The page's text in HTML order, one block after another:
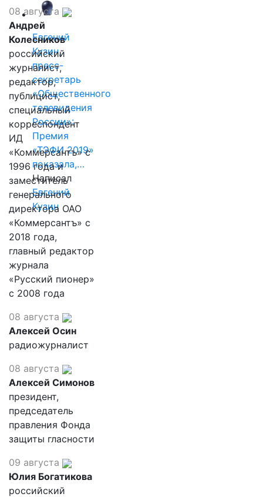
Евгений
Кузин,
пресс-
секретарь
«Общественного
телевидения
России»:
Премия
«ТЭФИ 2019»
показала,…
Написал
Евгений
Кузин
08 августа
Андрей
Колесников
российский
журналист,
редактор,
публицист,
специальный
корреспондент
ИД
«Коммерсантъ» с
1996 года и
заместитель
генерального
директора ОАО
«Коммерсантъ» с
2018 года,
главный редактор
журнала
«Русский пионер»
с 2008 года
08 августа
Алексей Осин
радиожурналист
08 августа
Алексей Симонов
президент,
председатель
правления Фонда
защиты гласности
09 августа
Юлия Богатикова
российский